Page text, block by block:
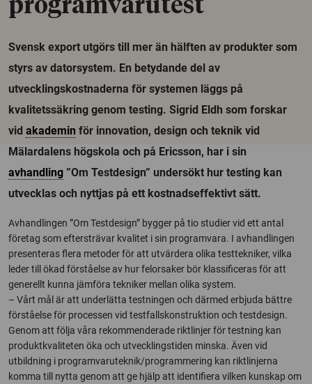
programvarutest
Svensk export utgörs till mer än hälften av produkter som
styrs av datorsystem. En betydande del av
utvecklingskostnaderna för systemen läggs på
kvalitetssäkring genom testing. Sigrid Eldh som forskar
vid akademin för innovation, design och teknik vid
Mälardalens högskola och på Ericsson, har i sin
avhandling ”Om Testdesign” undersökt hur testing kan
utvecklas och nyttjas på ett kostnadseffektivt sätt.
Avhandlingen ”Om Testdesign” bygger på tio studier vid ett antal
företag som eftersträvar kvalitet i sin programvara. I avhandlingen
presenteras flera metoder för att utvärdera olika testtekniker, vilka
leder till ökad förståelse av hur felorsaker bör klassificeras för att
generellt kunna jämföra tekniker mellan olika system.
– Vårt mål är att underlätta testningen och därmed erbjuda bättre
förståelse för processen vid testfallskonstruktion och testdesign.
Genom att följa våra rekommenderade riktlinjer för testning kan
produktkvaliteten öka och utvecklingstiden minska. Även vid
utbildning i programvaruteknik/programmering kan riktlinjerna
komma till nytta genom att ge hjälp att identifiera vilken kunskap om